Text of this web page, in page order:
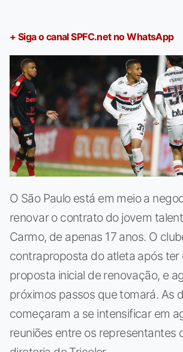
+ Siga o canal SPFC.net no WhatsApp
O São Paulo está em meio a
renovar o contrato do jovem
Carmo, de apenas 17 anos. O
contraproposta do atleta após ter
proposta inicial de renovação, e
próximos passos que tomará. As
começaram a se intensificar em
reuniões entre os representantes